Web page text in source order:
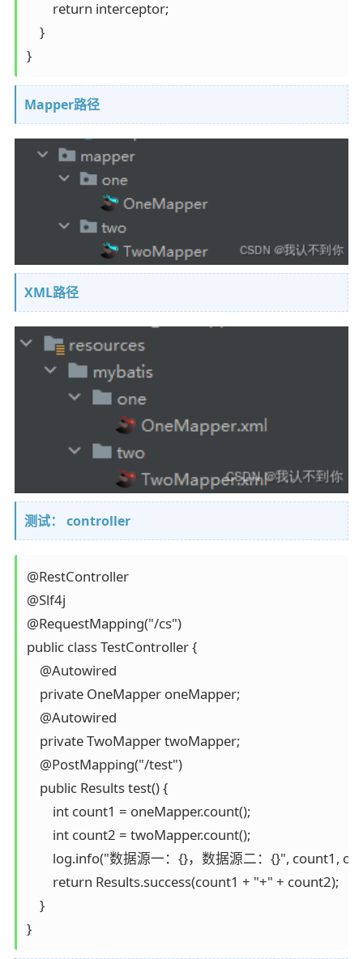
        return interceptor;
    }
}
Mapper路径
XML路径
测试： controller
@RestController
@Slf4j
@RequestMapping("/cs")
public class TestController {
    @Autowired
    private OneMapper oneMapper;
    @Autowired
    private TwoMapper twoMapper;
    @PostMapping("/test")
    public Results test() {
        int count1 = oneMapper.count();
        int count2 = twoMapper.count();
log.info("数据源一：{}，数据源二：{}", count1,
        return Results.success(count1 + "+" + count2);
    }
}